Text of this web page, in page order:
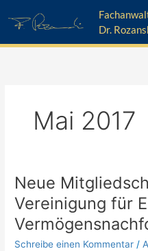
Inhalt
Dr.
Mai 2017
Neue
Vereinigung für
Schreibe einen Kommentar /
Neue
Mitgliedschaft:
Deutsche
Vereinigung
für